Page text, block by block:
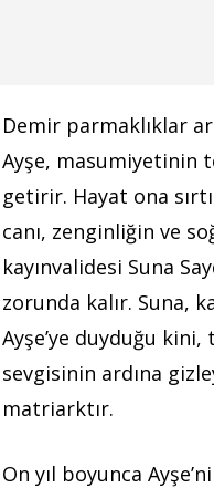
Demir parmaklıklar
Ayşe, masumiyetinin
getirir. Hayat ona
canı, zenginliğin ve
kayınvalidesi Suna
zorunda kalır. Suna,
Ayşe’ye duyduğu
sevgisinin ardına
matriarktır.
On yıl boyunca